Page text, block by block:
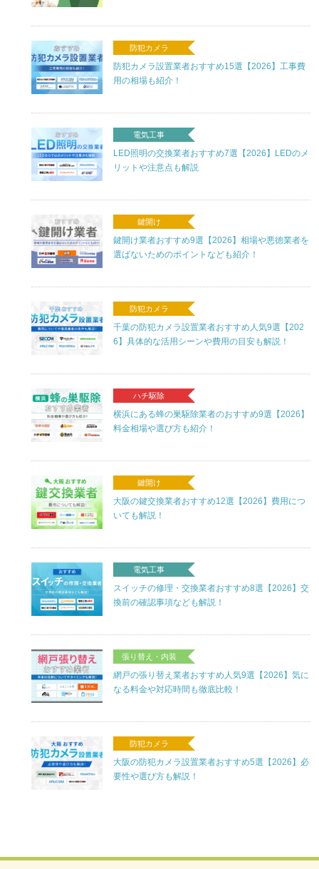
防犯カメラ
防犯カメラ設置業者おすすめ15選【2026】工事費
用の相場も紹介！
電気工事
LED照明の交換業者おすすめ7選【2026】LEDのメ
リットや注意点も解説
鍵開け
鍵開け業者おすすめ9選【2026】相場や悪徳業者を
選ばないためのポイントなども紹介！
防犯カメラ
千葉の防犯カメラ設置業者おすすめ人気9選【202
6】具体的な活用シーンや費用の目安も解説！
ハチ駆除
横浜にある蜂の巣駆除業者のおすすめ9選【2026】
料金相場や選び方も紹介！
鍵開け
大阪の鍵交換業者おすすめ12選【2026】費用につ
いても解説！
電気工事
スイッチの修理・交換業者おすすめ8選【2026】交
換前の確認事項なども解説！
張り替え・内装
網戸の張り替え業者おすすめ人気9選【2026】気に
なる料金や対応時間も徹底比較！
防犯カメラ
大阪の防犯カメラ設置業者おすすめ5選【2026】必
要性や選び方も解説！